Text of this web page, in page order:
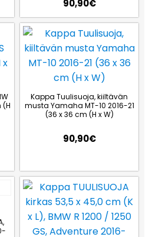
90,90€
(H
tähdestä
Kappa Tuulisuoja, kiiltävän
musta Yamaha MT-10 2016-21
(36 x 36 cm (H x W)
90,90€